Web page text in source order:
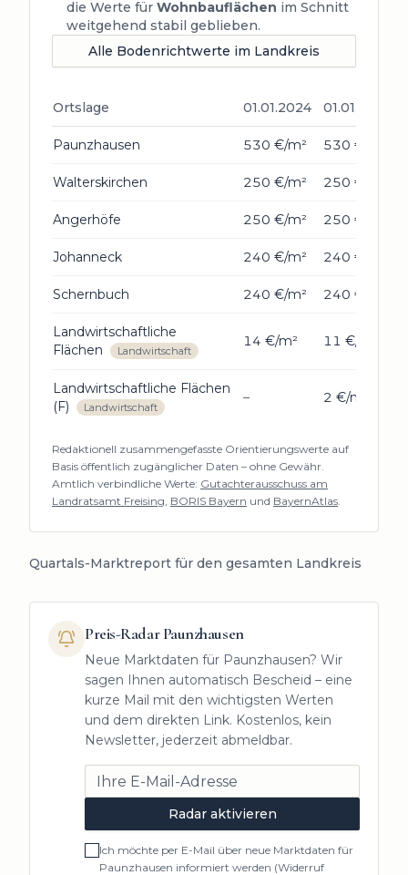
die Werte für Wohnbauflächen im Schnitt
weitgehend stabil geblieben.
Alle Bodenrichtwerte im Landkreis
Ortslage 01.01.2024 01.01.2026
Paunzhausen 530 €/m² 530 €/m²
Walterskirchen 250 €/m² 250 €/m²
Angerhöfe 250 €/m² 250 €/m²
Johanneck 240 €/m² 240 €/m²
Schernbuch 240 €/m² 240 €/m²
Landwirtschaftliche
Flächen
Landwirtschaft
14 €/m² 11 €/m²
Landwirtschaftliche Flächen
(F)
Landwirtschaft
– 2 €/m²
Redaktionell zusammengefasste Orientierungswerte auf
Basis öffentlich zugänglicher Daten – ohne Gewähr.
Amtlich verbindliche Werte: Gutachterausschuss am
Landratsamt Freising, BORIS Bayern und BayernAtlas.
Quartals-Marktreport für den gesamten Landkreis
Preis-RadarPaunzhausen
Neue Marktdaten für Paunzhausen? Wir
sagen Ihnen automatisch Bescheid – eine
kurze Mail mit den wichtigsten Werten
und dem direkten Link. Kostenlos, kein
Newsletter, jederzeit abmeldbar.
Radar aktivieren
Ich möchte per E-Mail über neue Marktdaten für
Paunzhausen informiert werden (Widerruf